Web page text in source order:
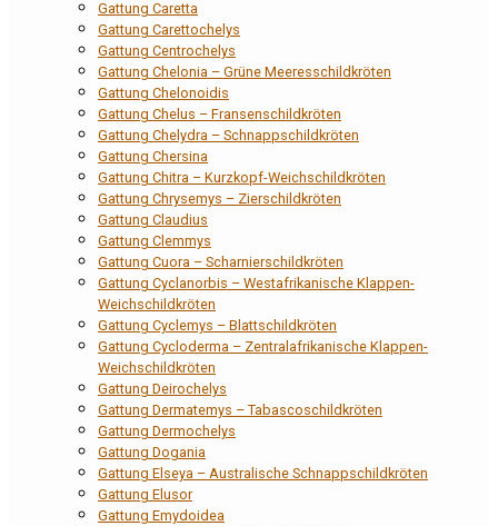
Gattung Caretta
Gattung Carettochelys
Gattung Centrochelys
Gattung Chelonia – Grüne Meeresschildkröten
Gattung Chelonoidis
Gattung Chelus – Fransenschildkröten
Gattung Chelydra – Schnappschildkröten
Gattung Chersina
Gattung Chitra – Kurzkopf-Weichschildkröten
Gattung Chrysemys – Zierschildkröten
Gattung Claudius
Gattung Clemmys
Gattung Cuora – Scharnierschildkröten
Gattung Cyclanorbis – Westafrikanische Klappen-
Weichschildkröten
Gattung Cyclemys – Blattschildkröten
Gattung Cycloderma – Zentralafrikanische Klappen-
Weichschildkröten
Gattung Deirochelys
Gattung Dermatemys – Tabascoschildkröten
Gattung Dermochelys
Gattung Dogania
Gattung Elseya – Australische Schnappschildkröten
Gattung Elusor
Gattung Emydoidea